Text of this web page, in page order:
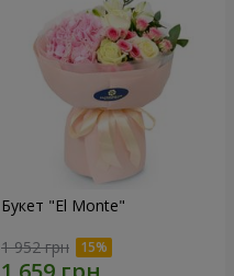
Букет "El Monte"
1 952 грн